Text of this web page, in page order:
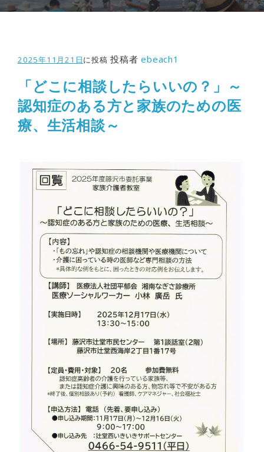
2025年11月21日に投稿 投稿者ebeach1
「どこに相談したらいいの？」～
認知症のある方と家族のための医
療、生活相談～